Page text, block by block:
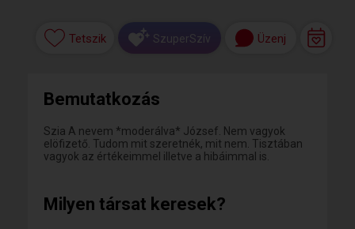
Tetszik SzuperSzív Üzenj
Bemutatkozás
Szia A nevem *moderálva* József. Nem vagyok
elöfizető. Tudom mit szeretnék, mit nem. Tisztában
vagyok az értékeimmel illetve a hibáimmal is.
Milyen társat keresek?